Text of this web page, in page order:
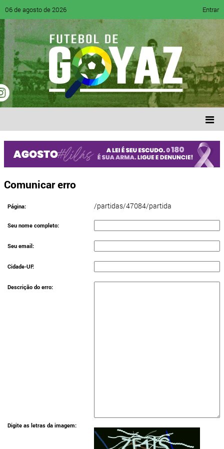
06 de agosto de 2026 Entrar
Comunicar erro
Página: /partidas/47084/partida
Seu nome completo:
Seu email:
Cidade-UF:
Descrição do erro:
Digite as letras da imagem: